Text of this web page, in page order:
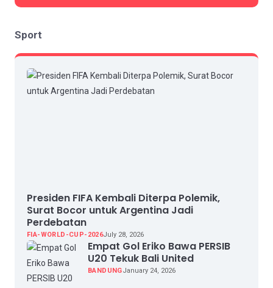
Sport
Presiden FIFA Kembali Diterpa Polemik,
Surat Bocor untuk Argentina Jadi
Perdebatan
FIA-WORLD-CUP-2026July 28, 2026
Empat Gol Eriko Bawa PERSIB
U20 Tekuk Bali United
BANDUNGJanuary 24, 2026